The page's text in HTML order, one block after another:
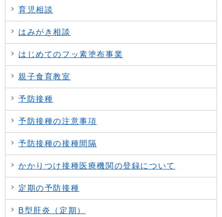
育児相談
はみがき相談
はじめてのフッ素塗布事業
親子食育教室
予防接種
予防接種の注意事項
予防接種の接種間隔
かかりつけ接種医療機関の登録について
定期の予防接種
B型肝炎（定期）